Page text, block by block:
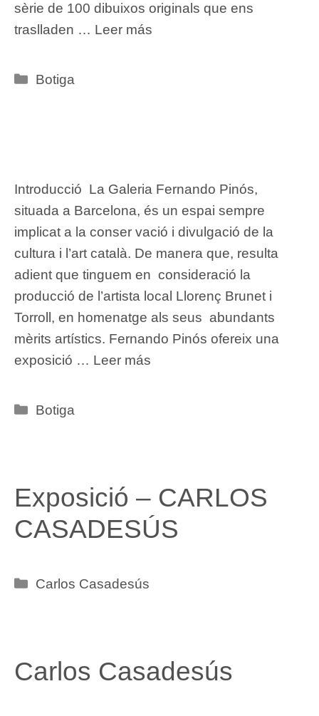
sèrie de 100 dibuixos originals que ens
traslladen … Leer más
Categories
Botiga
Introducció La Galeria Fernando Pinós,
situada a Barcelona, és un espai sempre
implicat a la conser vació i divulgació de la
cultura i l’art català. De manera que, resulta
adient que tinguem en consideració la
producció de l’artista local Llorenç Brunet i
Torroll, en homenatge als seus abundants
mèrits artístics. Fernando Pinós ofereix una
exposició … Leer más
Categories
Botiga
Exposició – CARLOS
CASADESÚS
Categories
Carlos Casadesús
Carlos Casadesús